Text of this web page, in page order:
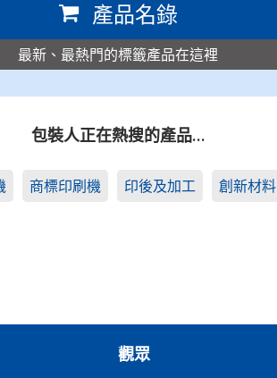
產品名錄
最新、最熱門的標籤產品在這裡
包裝人正在熱搜的產品…
商標印刷機 印後及加工 創新材料
觀眾